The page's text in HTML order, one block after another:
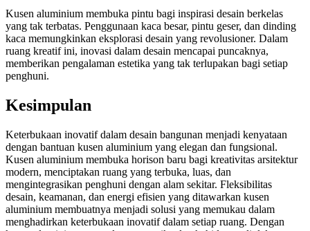
Kusen aluminium membuka pintu bagi inspirasi desain berkelas
yang tak terbatas. Penggunaan kaca besar, pintu geser, dan dinding
kaca memungkinkan eksplorasi desain yang revolusioner. Dalam
ruang kreatif ini, inovasi dalam desain mencapai puncaknya,
memberikan pengalaman estetika yang tak terlupakan bagi setiap
penghuni.
Kesimpulan
Keterbukaan inovatif dalam desain bangunan menjadi kenyataan
dengan bantuan kusen aluminium yang elegan dan fungsional.
Kusen aluminium membuka horison baru bagi kreativitas arsitektur
modern, menciptakan ruang yang terbuka, luas, dan
mengintegrasikan penghuni dengan alam sekitar. Fleksibilitas
desain, keamanan, dan energi efisien yang ditawarkan kusen
aluminium membuatnya menjadi solusi yang memukau dalam
menghadirkan keterbukaan inovatif dalam setiap ruang. Dengan